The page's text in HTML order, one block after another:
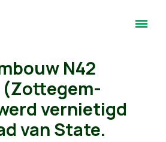
N42
vernietigd
van State.